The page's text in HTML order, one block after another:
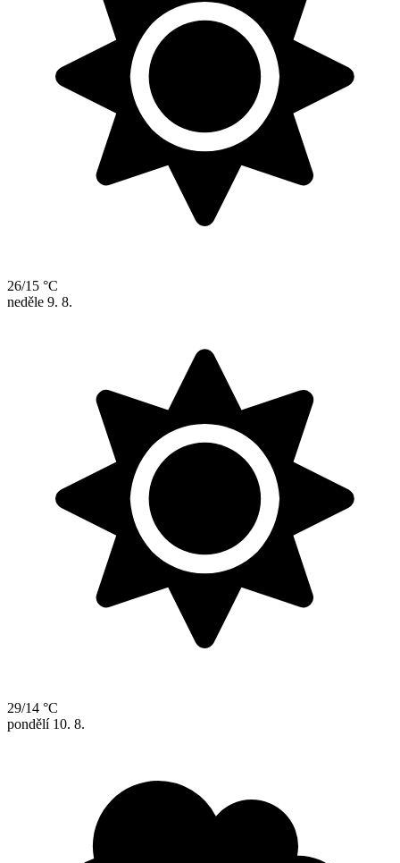
26/15 °C
neděle 9. 8.
29/14 °C
pondělí 10. 8.